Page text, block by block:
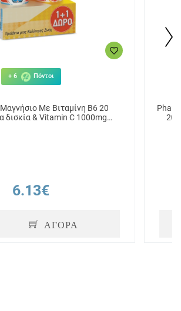
+ 6 Πόντοι
Με Βιταμίνη Β6 20
δισκία & Vitamin C 1000mg
6.13€
ΑΓΟΡΑ
20